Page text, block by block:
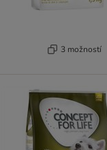
3 možností